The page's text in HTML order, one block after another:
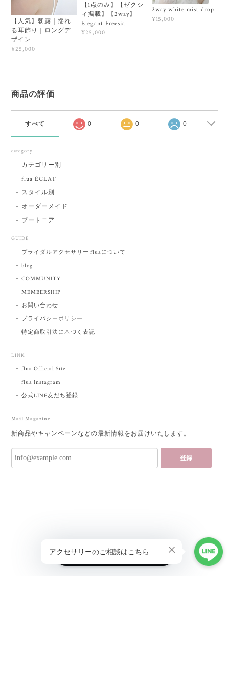
【人気】朝露｜揺れ
る耳飾り｜ロングデ
ザイン
¥25,000
【1点のみ】【ゼクシ
ィ掲載】【2way】
Elegant Freesia
¥25,000
2way white mist drop
¥15,000
商品の評価
すべて 0 0 0
category
カテゴリー別
flua ÉCLAT
スタイル別
オーダーメイド
ブートニア
GUIDE
ブライダルアクセサリー fluaについて
blog
COMMUNITY
MEMBERSHIP
お問い合わせ
プライバシーポリシー
特定商取引法に基づく表記
LINK
flua Official Site
flua Instagram
公式LINE友だち登録
Mail Magazine
新商品やキャンペーンなどの最新情報をお届けいたします。
登録
ショップに質問する